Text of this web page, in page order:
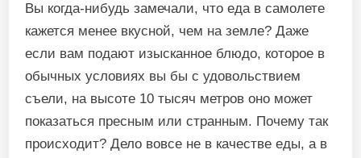
Вы когда-нибудь замечали, что еда в самолете
кажется менее вкусной, чем на земле? Даже
если вам подают изысканное блюдо, которое в
обычных условиях вы бы с удовольствием
съели, на высоте 10 тысяч метров оно может
показаться пресным или странным. Почему так
происходит? Дело вовсе не в качестве еды, а в